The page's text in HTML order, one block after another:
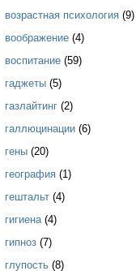
возрастная психология (9)
воображение (4)
воспитание (59)
гаджеты (5)
газлайтинг (2)
галлюцинации (6)
гены (20)
география (1)
гештальт (4)
гигиена (4)
гипноз (7)
глупость (8)